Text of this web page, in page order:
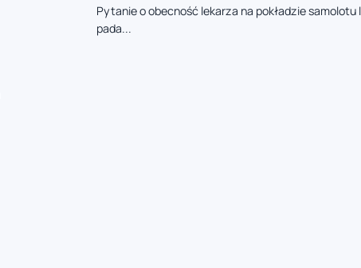
Pytanie o obecność lekarza na pokładzie samolotu
pada...